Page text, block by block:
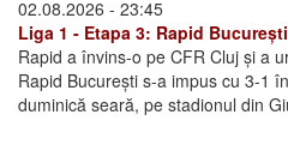
02.08.2026 - 23:45
Liga 1 - Etapa 3: Rapid
Rapid a învins-o pe CFR Cluj și a
Rapid București s-a impus cu 3-1
duminică seară, pe stadionul din